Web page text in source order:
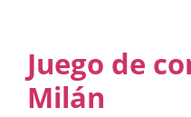
Juego de
Milán